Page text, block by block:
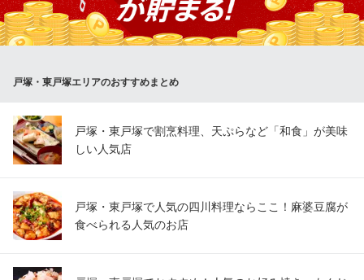
ダイニング和くら
神奈川県横浜市戸塚区品濃町543-6 第３つるやビル1F
戸塚・東戸塚エリアのおすすめまとめ
戸塚・東戸塚で割烹料理、天ぷらなど「和食」が美味
しい人気店
戸塚・東戸塚で人気の四川料理ならここ！麻婆豆腐が
食べられる人気のお店